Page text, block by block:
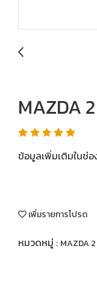
MAZDA
ข้อมูลเพิ่มเติมในช่อ
เพิ่มรายการโปรด
หมวดหมู่ : MAZDA 2